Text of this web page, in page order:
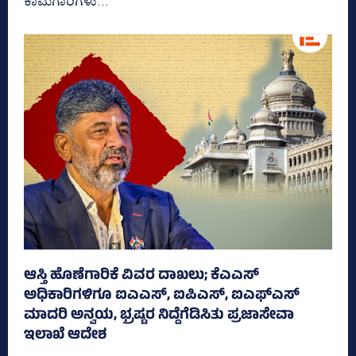
ಆಸ್ತಿ ಹೊಣೆಗಾರಿಕೆ ವಿವರ ದಾಖಲು; ಕೆಎಎಸ್
ಅಧಿಕಾರಿಗಳಿಗೂ ಐಎಎಸ್‌, ಐಪಿಎಸ್‌, ಐಎಫ್‌ಎಸ್‌
ಮಾದರಿ ಅನ್ವಯ, ಭ್ರಷ್ಟರ ನಿದ್ದೆಗೆಡಿಸಿತು ಪ್ರಜಾಸೇವಾ
ಇಲಾಖೆ ಆದೇಶ